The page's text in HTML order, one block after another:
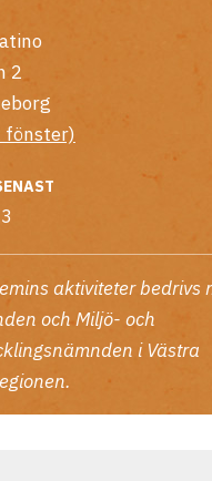
2
fönster)
aktiviteter bedrivs
och Miljö- och
i Västra